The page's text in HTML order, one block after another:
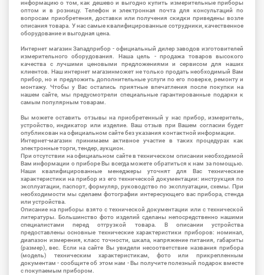
информацию о том, как дешево и выгодно купить измерительные приборы
оптом и в розницу. Телефон и электронная почта для консультаций по
вопросам приобретения, доставки или получения скидки приведены возле
описания товара. У нас самые квалифицированные сотрудники, качественное
оборудование и выгодная цена.
Интернет магазин Западприбор - официальный дилер заводов изготовителей
измерительного оборудования. Наша цель - продажа товаров высокого
качества с лучшими ценовыми предложениями и сервисом для наших
клиентов. Наш интернет магазинможет не только продать необходимый Вам
прибор, но и предложить дополнительные услуги по его поверке, ремонту и
монтажу. Чтобы у Вас остались приятные впечатления после покупки на
нашем сайте, мы предусмотрели специальные гарантированные подарки к
самым популярным товарам.
Вы можете оставить отзывы на приобретенный у нас прибор, измеритель,
устройство, индикатор или изделие. Ваш отзыв при Вашем согласии будет
опубликован на официальном сайте без указания контактной информации.
Интернет-магазин принимаем активное участие в таких процедурах как
электронные торги, тендер, аукцион.
При отсутствии на официальном сайте в техническом описании необходимой
Вам информации о приборе Вы всегда можете обратиться к нам за помощью.
Наши квалифицированные менеджеры уточнят для Вас технические
характеристики на прибор из его технической документации: инструкция по
эксплуатации, паспорт, формуляр, руководство по эксплуатации, схемы. При
необходимости мы сделаем фотографии интересующего вас прибора, стенда
или устройства.
Описание на приборы взято с технической документации или с технической
литературы. Большинство фото изделий сделаны непосредственно нашими
специалистами перед отгрузкой товара. В описании устройства
предоставлены основные технические характеристики приборов: номинал,
диапазон измерения, класс точности, шкала, напряжение питания, габариты
(размер), вес. Если на сайте Вы увидели несоответствие названия прибора
(модель) техническим характеристикам, фото или прикрепленным
документам - сообщите об этом нам - Вы получите полезный подарок вместе
с покупаемым прибором.